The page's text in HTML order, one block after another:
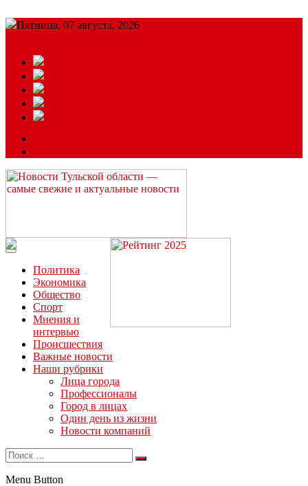
Пятница, 07 августа, 2026
Читайте последние новости дня в Тульской области на сайте
“ЗаНовомосковск”
Политика
Экономика
Общество
Спорт
Мнения и
интервью
Происшествия
Важные новости
Наши рубрики
Лица города
Профессионалы
Город в лицах
Один день из жизни
Новости компаний
Menu Button